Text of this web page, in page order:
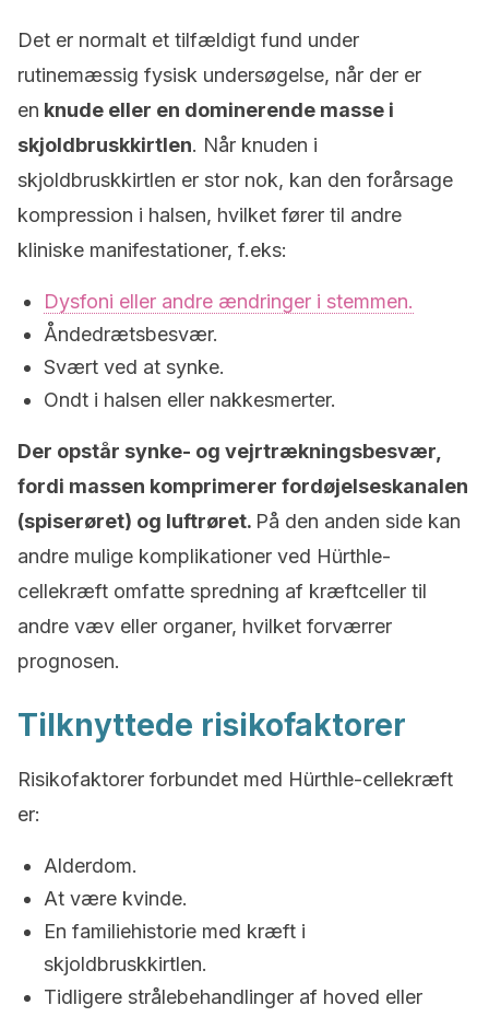
Det er normalt et tilfældigt fund under
rutinemæssig fysisk undersøgelse, når der er
en knude eller en dominerende masse i
skjoldbruskkirtlen. Når knuden i
skjoldbruskkirtlen er stor nok, kan den forårsage
kompression i halsen, hvilket fører til andre
kliniske manifestationer, f.eks:
Dysfoni eller andre ændringer i stemmen.
Åndedrætsbesvær.
Svært ved at synke.
Ondt i halsen eller nakkesmerter.
Der opstår synke- og vejrtrækningsbesvær,
fordi massen komprimerer fordøjelseskanalen
(spiserøret) og luftrøret. På den anden side kan
andre mulige komplikationer ved Hürthle-
cellekræft omfatte spredning af kræftceller til
andre væv eller organer, hvilket forværrer
prognosen.
Tilknyttede risikofaktorer
Risikofaktorer forbundet med Hürthle-cellekræft
er:
Alderdom.
At være kvinde.
En familiehistorie med kræft i
skjoldbruskkirtlen.
Tidligere strålebehandlinger af hoved eller